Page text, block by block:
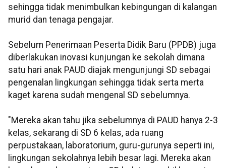
sehingga tidak menimbulkan kebingungan di kalangan
murid dan tenaga pengajar.
Sebelum Penerimaan Peserta Didik Baru (PPDB) juga
diberlakukan inovasi kunjungan ke sekolah dimana
satu hari anak PAUD diajak mengunjungi SD sebagai
pengenalan lingkungan sehingga tidak serta merta
kaget karena sudah mengenal SD sebelumnya.
"Mereka akan tahu jika sebelumnya di PAUD hanya 2-3
kelas, sekarang di SD 6 kelas, ada ruang
perpustakaan, laboratorium, guru-gurunya seperti ini,
lingkungan sekolahnya lebih besar lagi. Mereka akan